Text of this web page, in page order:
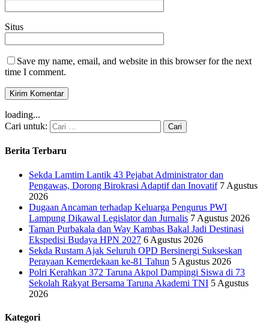
Situs
Save my name, email, and website in this browser for the next
time I comment.
loading...
Cari untuk:
Berita Terbaru
Sekda Lamtim Lantik 43 Pejabat Administrator dan
Pengawas, Dorong Birokrasi Adaptif dan Inovatif 7 Agustus
2026
Dugaan Ancaman terhadap Keluarga Pengurus PWI
Lampung Dikawal Legislator dan Jurnalis 7 Agustus 2026
Taman Purbakala dan Way Kambas Bakal Jadi Destinasi
Ekspedisi Budaya HPN 2027 6 Agustus 2026
Sekda Rustam Ajak Seluruh OPD Bersinergi Sukseskan
Perayaan Kemerdekaan ke-81 Tahun 5 Agustus 2026
Polri Kerahkan 372 Taruna Akpol Dampingi Siswa di 73
Sekolah Rakyat Bersama Taruna Akademi TNI 5 Agustus
2026
Kategori